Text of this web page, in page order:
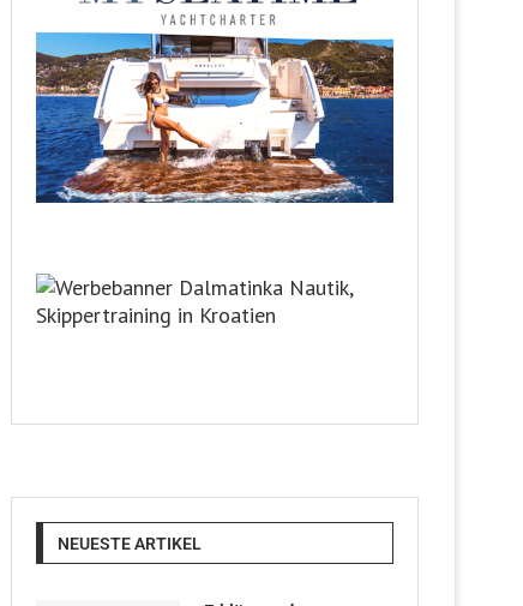
NEUESTE ARTIKEL